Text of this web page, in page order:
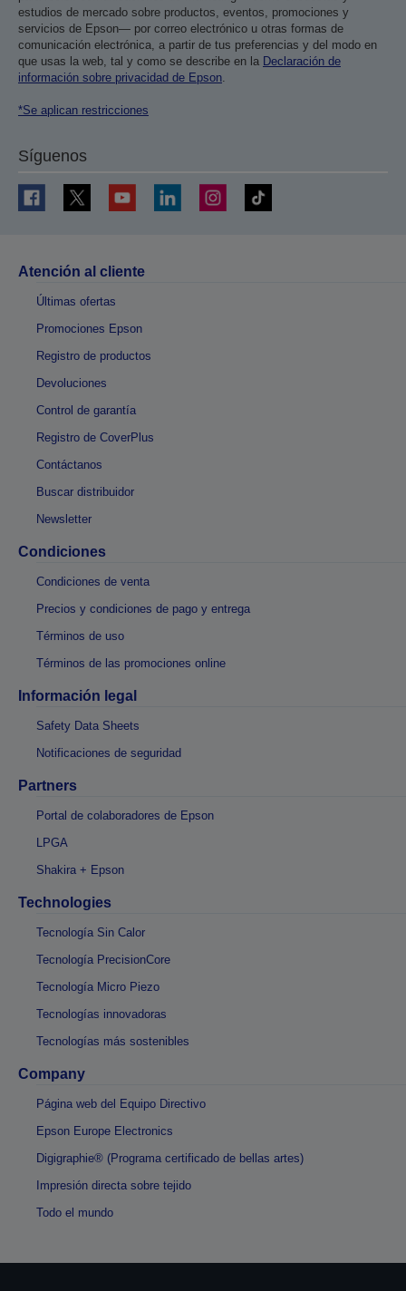
estudios de mercado sobre productos, eventos, promociones y
servicios de Epson— por correo electrónico u otras formas de
comunicación electrónica, a partir de tus preferencias y del modo en
que usas la web, tal y como se describe en la Declaración de
información sobre privacidad de Epson.
*Se aplican restricciones
Síguenos
Atención al cliente
Últimas ofertas
Promociones Epson
Registro de productos
Devoluciones
Control de garantía
Registro de CoverPlus
Contáctanos
Buscar distribuidor
Newsletter
Condiciones
Condiciones de venta
Precios y condiciones de pago y entrega
Términos de uso
Términos de las promociones online
Información legal
Safety Data Sheets
Notificaciones de seguridad
Partners
Portal de colaboradores de Epson
LPGA
Shakira + Epson
Technologies
Tecnología Sin Calor
Tecnología PrecisionCore
Tecnología Micro Piezo
Tecnologías innovadoras
Tecnologías más sostenibles
Company
Página web del Equipo Directivo
Epson Europe Electronics
Digigraphie® (Programa certificado de bellas artes)
Impresión directa sobre tejido
Todo el mundo